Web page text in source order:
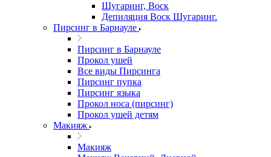
Шугаринг, Воск
Депиляция Воск Шугаринг.
Пирсинг в Барнауле
Пирсинг в Барнауле
Прокол ушей
Все виды Пирсинга
Пирсинг пупка
Пирсинг языка
Прокол носа (пирсинг)
Прокол ушей детям
Макияж
Макияж